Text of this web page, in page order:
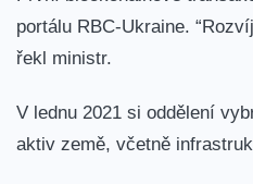
portálu RBC-Ukraine.
řekl ministr.
V lednu 2021 si oddělení
aktiv země, včetně